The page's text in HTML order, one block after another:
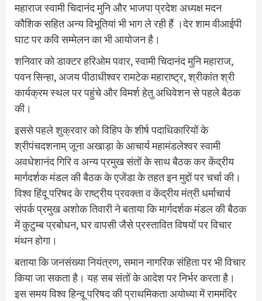
महाराज स्वामी चिदानंद मुनि और भाजपा प्रदेश अध्यक्ष मदन
कौशिक सहित अन्य विभूतियां भी भाग ले रही हैं ।देर शाम वीआईपी
घाट पर कवि सम्मेलन का भी आयोजन है।
शनिवार को डाक्टर हरिओम पवार, स्वामी चिदानंद मुनि महाराज,
पवन सिन्हा, अजय पीठाधीश्वर रामटेक महाराष्ट्र, श्रीकांत श्री
कार्यक्रम स्थल पर पहुंचे और विमर्श हेतु अधिवेशन से पहले बैठक
की।
इससे पहले शुक्रवार को विहिप के शीर्ष पदाधिकारियों के
श्रीपंचदशनाम् जूना अखाड़ा के आचार्य महामंडलेश्वर स्वामी
अवधेशानंद गिरि व अन्य प्रमुख संतों के साथ बैठक कर केंद्रीय
मार्गदर्शक मंडल की बैठक के एजेंडा के तहत इन मुद्दों पर चर्चा की।
विश्व हिंदू परिषद के राष्ट्रीय प्रवक्ता व केंद्रीय मंत्री धर्माचार्य
संपर्क प्रमुख अशोक तिवारी ने बताया कि मार्गदर्शक मंडल की बैठक
में कुटुम्ब प्रबोधन, घर वापसी जैसे प्रस्तावित विषयों पर विचार
मंथन होगा।
बताया कि जनसंख्या नियंत्रण, समान नागरिक संहिता पर भी विचार
किया जा सकता है। यह सब संतों के आदेश पर निर्भर करता है।
इस समय विश्व हिन्दू परिषद की प्राथमिकता अयोध्या में राममंदिर